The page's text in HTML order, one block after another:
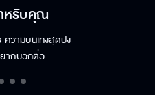
หรับคุณ
ความบันเทิงสุดปัง
ากบอกต่อ